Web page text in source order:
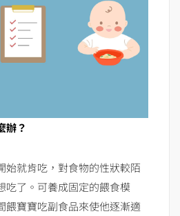
辦？
始就肯吃，對食物的性狀較陌
吃了。可養成固定的餵食模
餵寶寶吃副食品來使他逐漸適